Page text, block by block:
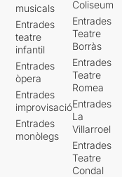
musicals
Entrades
teatre
infantil
Entrades
òpera
Entrades
improvisació
Entrades
monòlegs
Coliseum
Entrades
Teatre
Borràs
Entrades
Teatre
Romea
Entrades
La
Villarroel
Entrades
Teatre
Condal